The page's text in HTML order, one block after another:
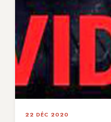
22 DÉC 2020